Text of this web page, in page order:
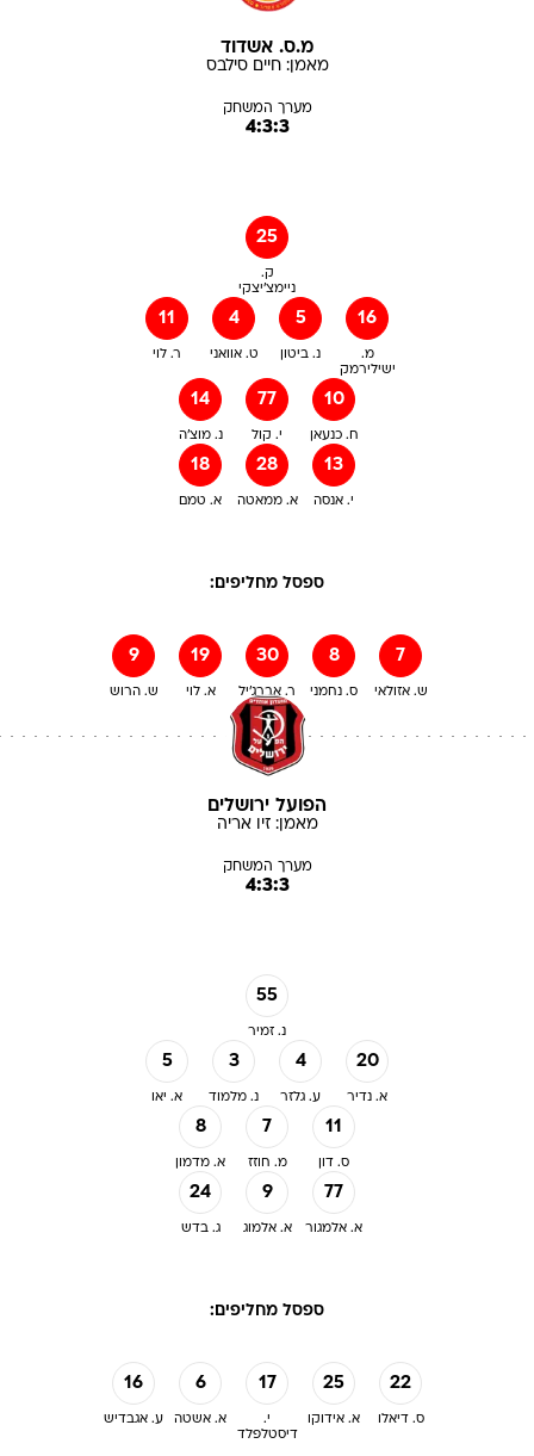
מ.ס. אשדוד
מאמן:חיים סילבס
מערך המשחק
4:3:3
25
ק.
ניימצ'יצקי
11
ר. לוי
4
ט. אוואני
5
נ. ביטון
16
מ.
ישילירמק
14
נ. מוצ'ה
77
י. קול
10
ח. כנעאן
18
א. טמם
28
א. ממאטה
13
י. אנסה
ספסל מחליפים:
9
ש. הרוש
19
א. לוי
30
ר. אברג'יל
8
ס. נחמני
7
ש. אזולאי
הפועל ירושלים
מאמן:זיו אריה
מערך המשחק
4:3:3
55
נ. זמיר
5
א. יאו
3
נ. מלמוד
4
ע. גלזר
20
א. נדיר
8
א. מדמון
7
מ. חוזז
11
ס. דון
24
ג. בדש
9
א. אלמוג
77
א. אלמגור
ספסל מחליפים:
16
ע. אגבדיש
6
א. אשטה
17
י.
דיסטלפלד
25
א. אידוקו
22
ס. דיאלו